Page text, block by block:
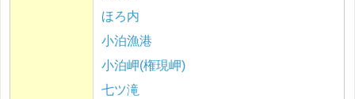
ほろ内
小泊漁港
小泊岬(権現岬)
七ツ滝